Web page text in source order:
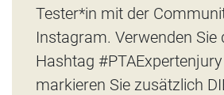
Tester*in mit der
Instagram. Verwenden Sie
Hashtag
markieren Sie zusätzlich